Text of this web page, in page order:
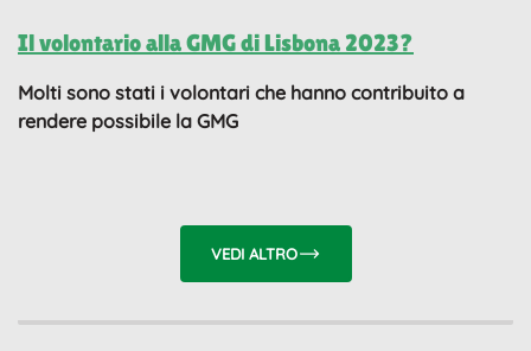
Il volontario alla GMG di Lisbona 2023?
Molti sono stati i volontari che hanno contribuito a
rendere possibile la GMG
VEDI ALTRO